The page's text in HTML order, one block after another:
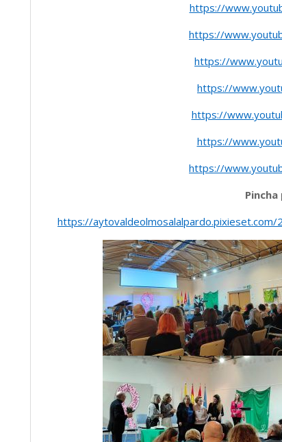
https://
https://
https://
https://
https://
https://
https://
https://